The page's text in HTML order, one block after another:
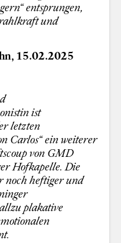
entsprungen,
und
15.02.2025
ist
letzten
Carlos“ ein weiterer
von GMD
Hofkapelle. Die
noch heftiger und
plakative